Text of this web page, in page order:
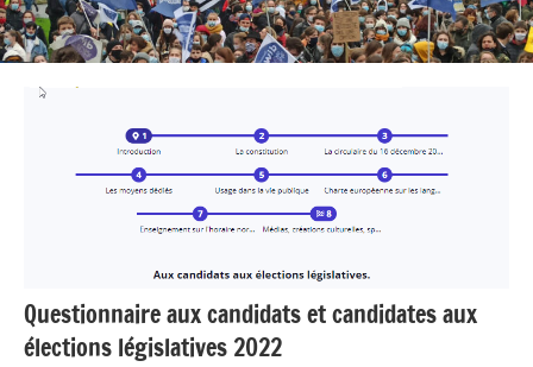
Questionnaire aux candidats et candidates aux
élections législatives 2022